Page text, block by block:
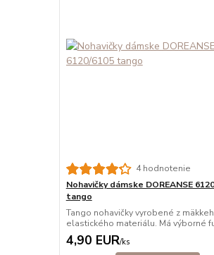
4 hodnotenie
Nohavičky dámske DOREANSE
tango
Tango nohavičky vyrobené z
elastického materiálu. Má výborné
4,90 EUR/ks